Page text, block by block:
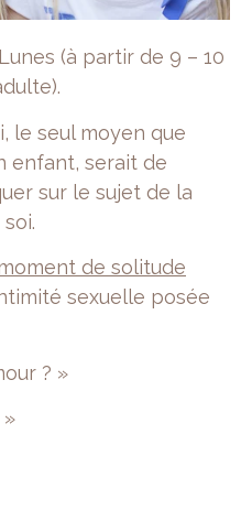
(à partir de 9 – 10
le seul moyen que
enfant, serait de
sur le sujet de la
de solitude
sexuelle posée
? »
»